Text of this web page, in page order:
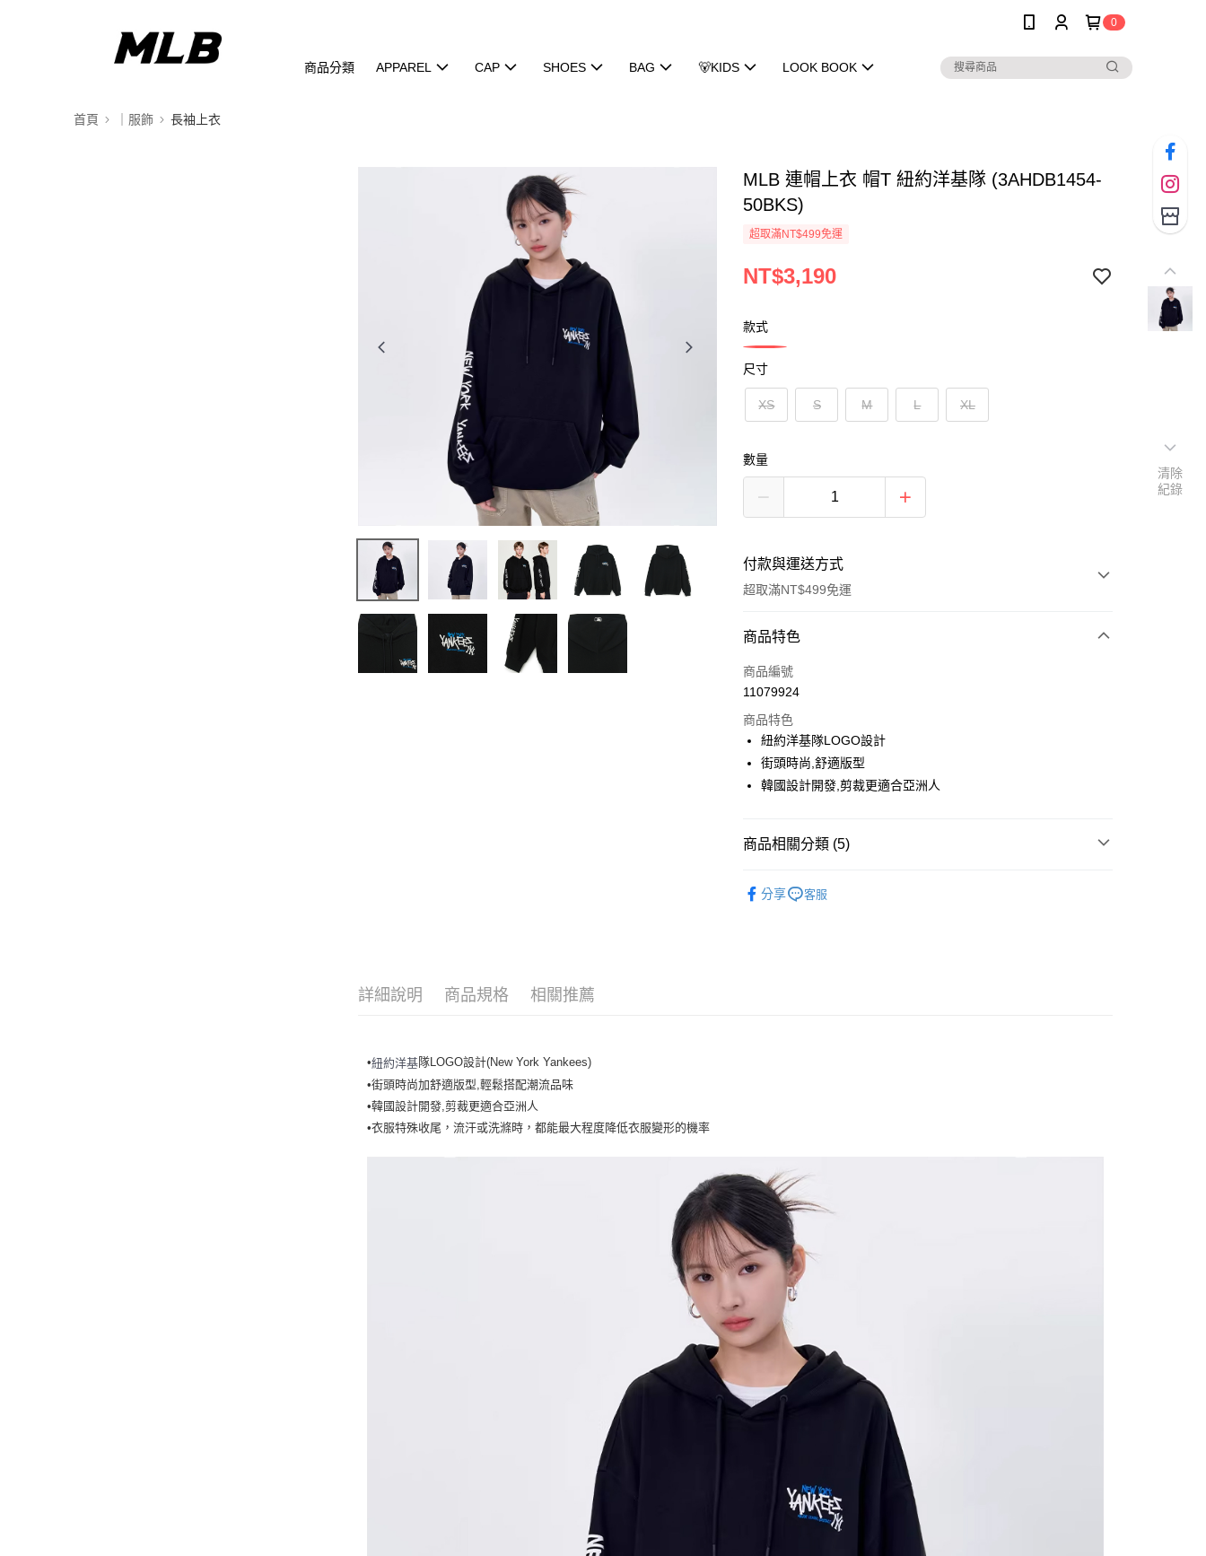
0
商品分類 APPAREL CAP SHOES BAG 🐻KIDS LOOK BOOK
首頁 ｜服飾 長袖上衣
MLB 連帽上衣 帽T 紐約洋基隊 (3AHDB1454-
50BKS)
超取滿NT$499免運
NT$3,190
款式
尺寸
XS S M L XL
數量
付款與運送方式
超取滿NT$499免運
付款方式
信用卡一次付款
LINE Pay
Apple Pay
悠遊付
運送方式
每筆NT$80，滿NT$699(含以上)免運費
商品特色
商品編號
11079924
商品特色
紐約洋基隊LOGO設計
街頭時尚,舒適版型
韓國設計開發,剪裁更適合亞洲人
商品相關分類 (5)
分享 客服
詳細說明 商品規格 相關推薦
•紐約洋基隊LOGO設計(New York Yankees)
•街頭時尚加舒適版型,輕鬆搭配潮流品味
•韓國設計開發,剪裁更適合亞洲人
•衣服特殊收尾，流汗或洗滌時，都能最大程度降低衣服變形的機率
清除
紀錄